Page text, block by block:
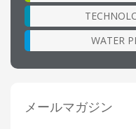
WATER
メールマガジン